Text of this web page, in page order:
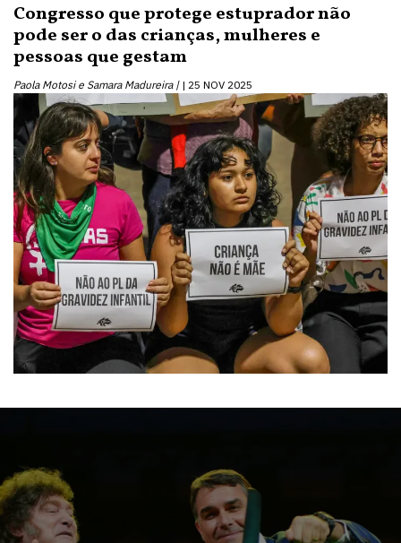
Congresso que protege estuprador não
pode ser o das crianças, mulheres e
pessoas que gestam
Paola Motosi e Samara Madureira | 25 NOV 2025